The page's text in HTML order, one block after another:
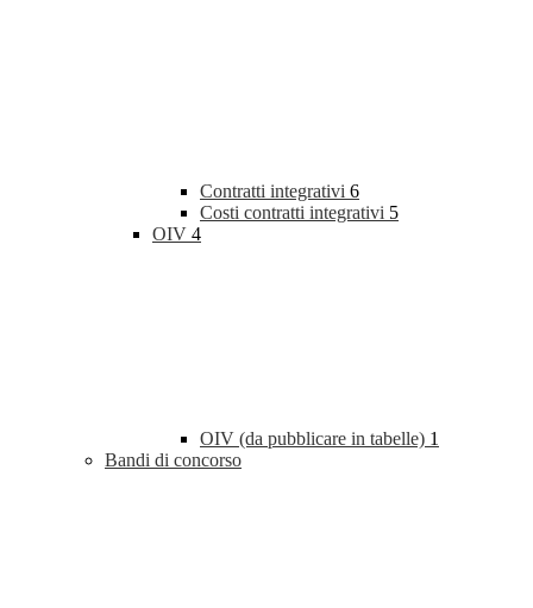
Contratti integrativi 6
Costi contratti integrativi 5
OIV 4
OIV (da pubblicare in tabelle) 1
Bandi di concorso